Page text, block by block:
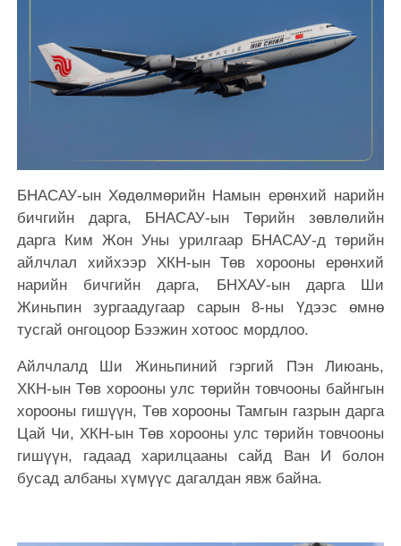
БНАСАУ-ын Хөдөлмөрийн Намын ерөнхий нарийн
бичгийн дарга, БНАСАУ-ын Төрийн зөвлөлийн
дарга Ким Жон Уны урилгаар БНАСАУ-д төрийн
айлчлал хийхээр ХКН-ын Төв хорооны ерөнхий
нарийн бичгийн дарга, БНХАУ-ын дарга Ши
Жиньпин зургаадугаар сарын 8-ны Үдээс өмнө
тусгай онгоцоор Бээжин хотоос мордлоо.
Айлчлалд Ши Жиньпиний гэргий Пэн Лиюань,
ХКН-ын Төв хорооны улс төрийн товчооны байнгын
хорооны гишүүн, Төв хорооны Тамгын газрын дарга
Цай Чи, ХКН-ын Төв хорооны улс төрийн товчооны
гишүүн, гадаад харилцааны сайд Ван И болон
бусад албаны хүмүүс дагалдан явж байна.